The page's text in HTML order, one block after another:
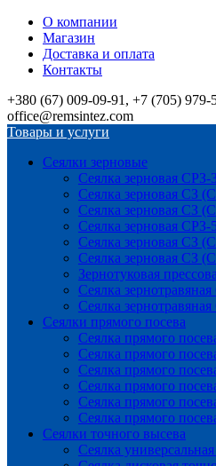
О компании
Магазин
Доставка и оплата
Контакты
+380 (67) 009-09-91, +7 (705) 979-
office@remsintez.com
Товары и услуги
Сеялки зерновые
Сеялка зерновая СРЗ-
Сеялка зерновая СЗ
Сеялка зерновая СЗ
Сеялка зерновая СРЗ-
Сеялка зерновая СЗ
Сеялка зерновая СЗ
Зернотуковая
Сеялка
Сеялка
Сеялки прямого посева
Сеялка прямого
Сеялка прямого
Сеялка прямого
Сеялка прямого
Сеялка прямого
Сеялка прямого
Сеялки точного высева
Сеялка